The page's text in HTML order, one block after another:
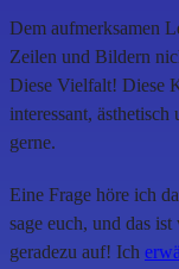
Dem aufmerksamen
Zeilen und Bildern
Diese Vielfalt! Diese
interessant,
gerne.
Eine Frage höre ich
sage euch, und das ist
geradezu auf! Ich